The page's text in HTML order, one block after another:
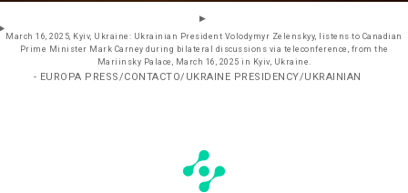
March 16, 2025, Kyiv, Ukraine: Ukrainian President Volodymyr Zelenskyy, listens to Canadian
Prime Minister Mark Carney during bilateral discussions via teleconference, from the
Mariinsky Palace, March 16, 2025 in Kyiv, Ukraine.
- EUROPA PRESS/CONTACTO/UKRAINE PRESIDENCY/UKRAINIAN